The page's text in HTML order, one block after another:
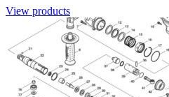
View products